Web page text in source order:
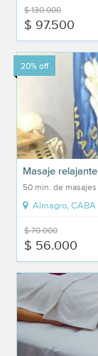
$ 130.000
$ 97.500
20% off
Masaje
50 min. de
Almagro, CABA
$ 70.000
$ 56.000